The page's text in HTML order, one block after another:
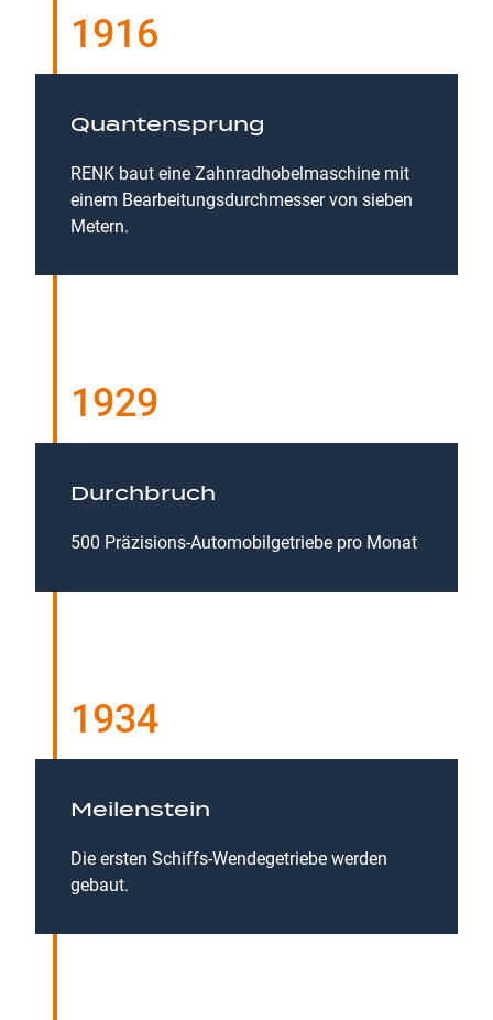
1916
Quantensprung
RENK baut eine Zahnradhobelmaschine mit
einem Bearbeitungsdurchmesser von sieben
Metern.
1929
Durchbruch
500 Präzisions-Automobilgetriebe pro Monat
1934
Meilenstein
Die ersten Schiffs-Wendegetriebe werden
gebaut.